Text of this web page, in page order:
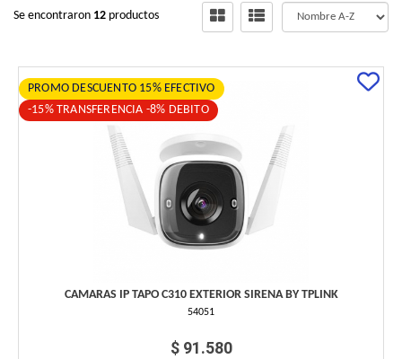
Se encontraron 12 productos
PROMO DESCUENTO 15% EFECTIVO
-15% TRANSFERENCIA -8% DEBITO
CAMARAS IP TAPO C310 EXTERIOR SIRENA BY TPLINK
54051
$ 91.580